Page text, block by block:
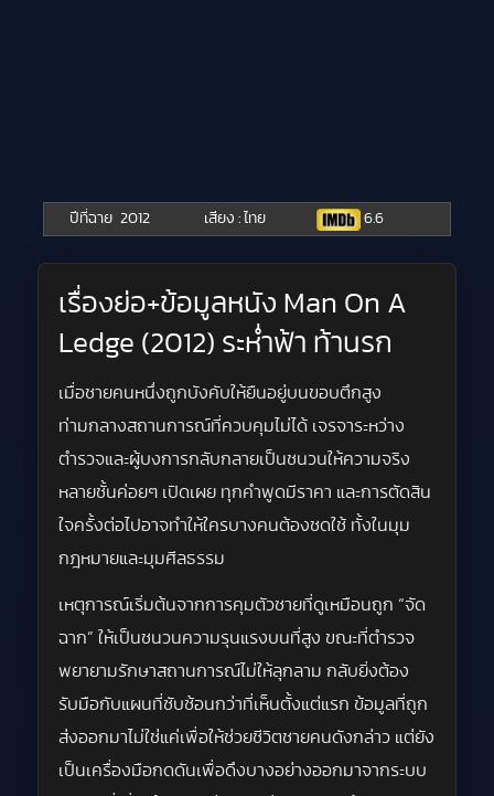
ปีที่ฉาย 2012 เสียง : ไทย 6.6
เรื่องย่อ+ข้อมูลหนัง Man On A
Ledge (2012) ระห่ำฟ้า ท้านรก
เมื่อชายคนหนึ่งถูกบังคับให้ยืนอยู่บนขอบตึกสูง
ท่ามกลางสถานการณ์ที่ควบคุมไม่ได้ เจรจาระหว่าง
ตำรวจและผู้บงการกลับกลายเป็นชนวนให้ความจริง
หลายชั้นค่อยๆ เปิดเผย ทุกคำพูดมีราคา และการตัดสิน
ใจครั้งต่อไปอาจทำให้ใครบางคนต้องชดใช้ ทั้งในมุม
กฎหมายและมุมศีลธรรม
เหตุการณ์เริ่มต้นจากการคุมตัวชายที่ดูเหมือนถูก “จัด
ฉาก” ให้เป็นชนวนความรุนแรงบนที่สูง ขณะที่ตำรวจ
พยายามรักษาสถานการณ์ไม่ให้ลุกลาม กลับยิ่งต้อง
รับมือกับแผนที่ซับซ้อนกว่าที่เห็นตั้งแต่แรก ข้อมูลที่ถูก
ส่งออกมาไม่ใช่แค่เพื่อให้ช่วยชีวิตชายคนดังกล่าว แต่ยัง
เป็นเครื่องมือกดดันเพื่อดึงบางอย่างออกมาจากระบบ